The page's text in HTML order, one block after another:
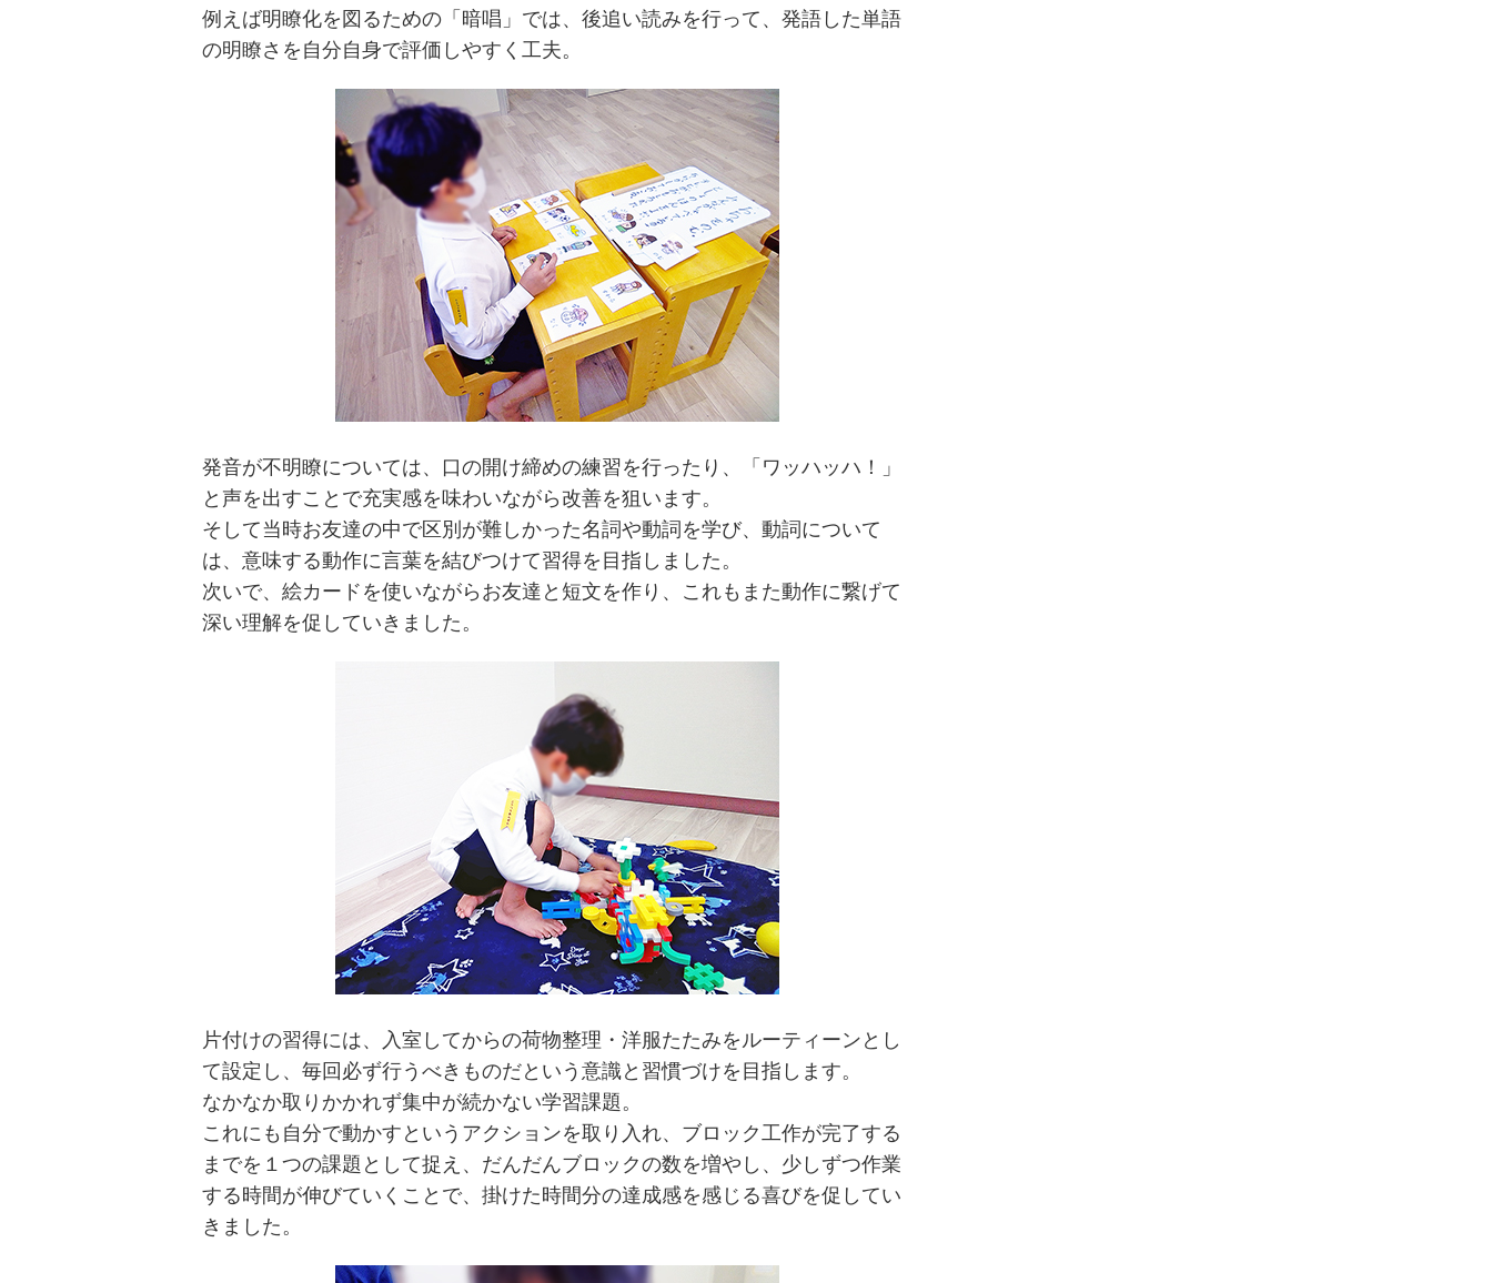
例えば明瞭化を図るための「暗唱」では、後追い読みを行って、発語した単語
の明瞭さを自分自身で評価しやすく工夫。
発音が不明瞭については、口の開け締めの練習を行ったり、「ワッハッハ！」
と声を出すことで充実感を味わいながら改善を狙います。
そして当時お友達の中で区別が難しかった名詞や動詞を学び、動詞について
は、意味する動作に言葉を結びつけて習得を目指しました。
次いで、絵カードを使いながらお友達と短文を作り、これもまた動作に繋げて
深い理解を促していきました。
片付けの習得には、入室してからの荷物整理・洋服たたみをルーティーンとし
て設定し、毎回必ず行うべきものだという意識と習慣づけを目指します。
なかなか取りかかれず集中が続かない学習課題。
これにも自分で動かすというアクションを取り入れ、ブロック工作が完了する
までを１つの課題として捉え、だんだんブロックの数を増やし、少しずつ作業
する時間が伸びていくことで、掛けた時間分の達成感を感じる喜びを促してい
きました。